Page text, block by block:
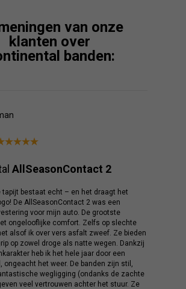
van onze
klanten over
banden:
AllSeasonContact 2
tapijt bestaat echt – en het draagt het
De AllSeasonContact 2 was een
voor mijn auto. De grootste
ongelooflijke comfort. Zelfs op slechte
alsof ik over vers asfalt zweef. Ze bieden
op zowel droge als natte wegen. Dankzij
heb ik het hele jaar door een
ongeacht het weer. De banden zijn stil,
wegligging (ondanks de zachte
veel vertrouwen achter het stuur. Ze